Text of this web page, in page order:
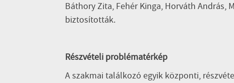
Báthory Zita, Fehér Kinga, Horváth András,
biztosították.
Részvételi problématérkép
A szakmai találkozó egyik központi,